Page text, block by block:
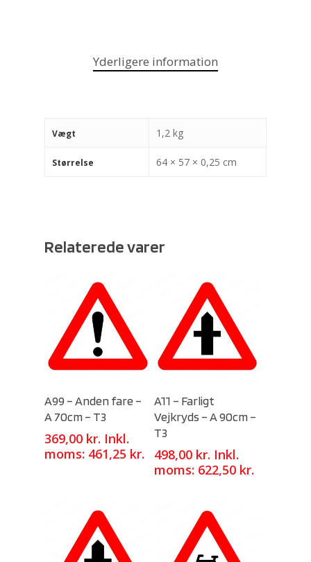
Yderligere information
Vægt 1,2 kg
Størrelse 64 × 57 × 0,25 cm
Relaterede varer
A99 – Anden fare –
A 70cm – T3
369,00 kr. Inkl.
moms: 461,25 kr.
A11 – Farligt
Vejkryds – A 90cm –
T3
498,00 kr. Inkl.
moms: 622,50 kr.